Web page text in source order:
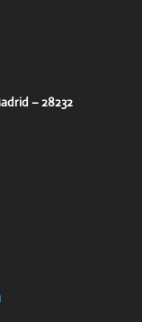
– 28232